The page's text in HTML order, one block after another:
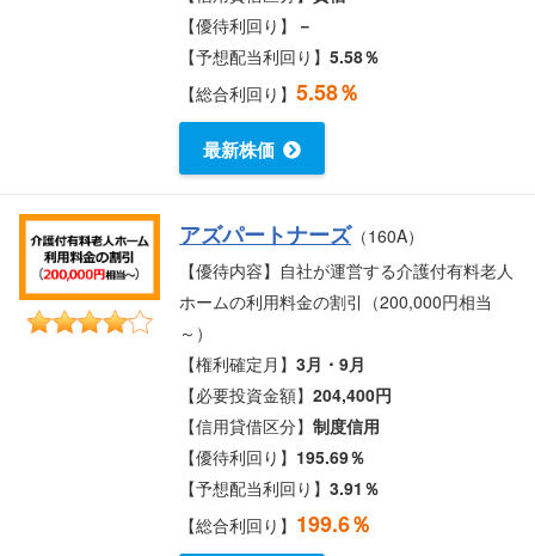
【優待利回り】 －
【予想配当利回り】5.58％
【総合利回り】5.58％
最新株価
アズパートナーズ（160A）
【優待内容】自社が運営する介護付有料老人
ホームの利用料金の割引（200,000円相当
～）
【権利確定月】3月・9月
【必要投資金額】204,400円
【信用貸借区分】制度信用
【優待利回り】 195.69％
【予想配当利回り】3.91％
【総合利回り】 199.6％